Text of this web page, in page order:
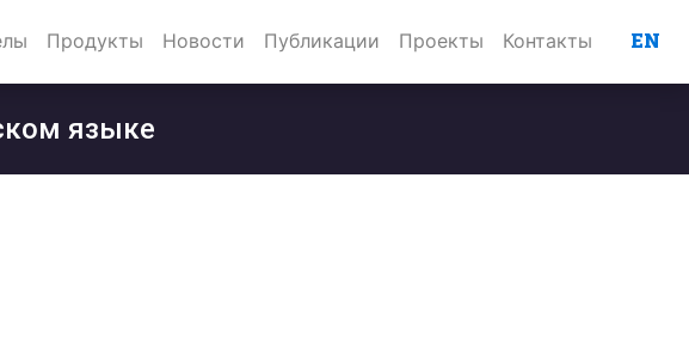
Продукты Новости Публикации Проекты Контакты EN
языке